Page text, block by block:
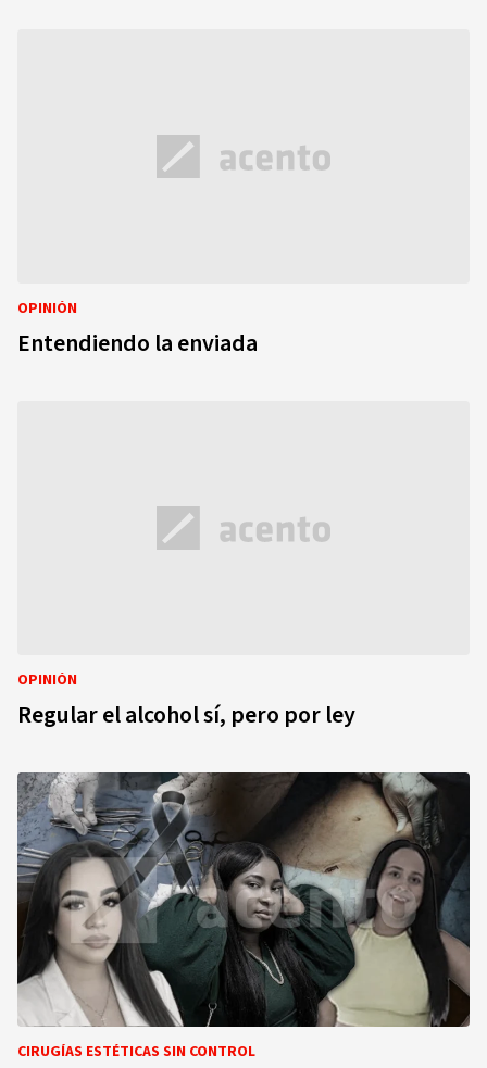
OPINIÓN
Entendiendo la enviada
OPINIÓN
Regular el alcohol sí, pero por ley
CIRUGÍAS ESTÉTICAS SIN CONTROL